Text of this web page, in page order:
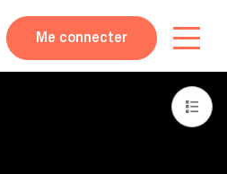
Me connecter